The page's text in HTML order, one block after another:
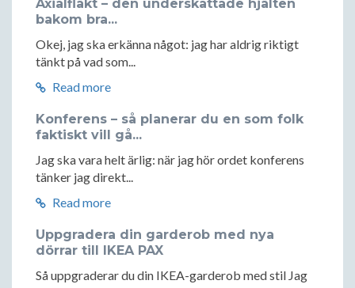
Axialfläkt – den underskattade hjälten
bakom bra...
Okej, jag ska erkänna något: jag har aldrig riktigt
tänkt på vad som...
Read more
Konferens – så planerar du en som folk
faktiskt vill gå...
Jag ska vara helt ärlig: när jag hör ordet konferens
tänker jag direkt...
Read more
Uppgradera din garderob med nya
dörrar till IKEA PAX
Så uppgraderar du din IKEA-garderob med stil Jag